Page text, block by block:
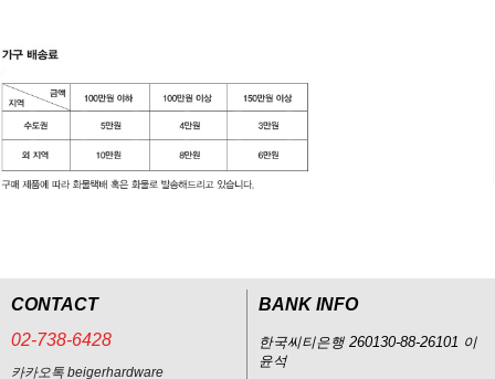
CONTACT
02-738-6428
카카오톡 beigerhardware
BANK INFO
한국씨티은행 260130-88-26101 이
윤석